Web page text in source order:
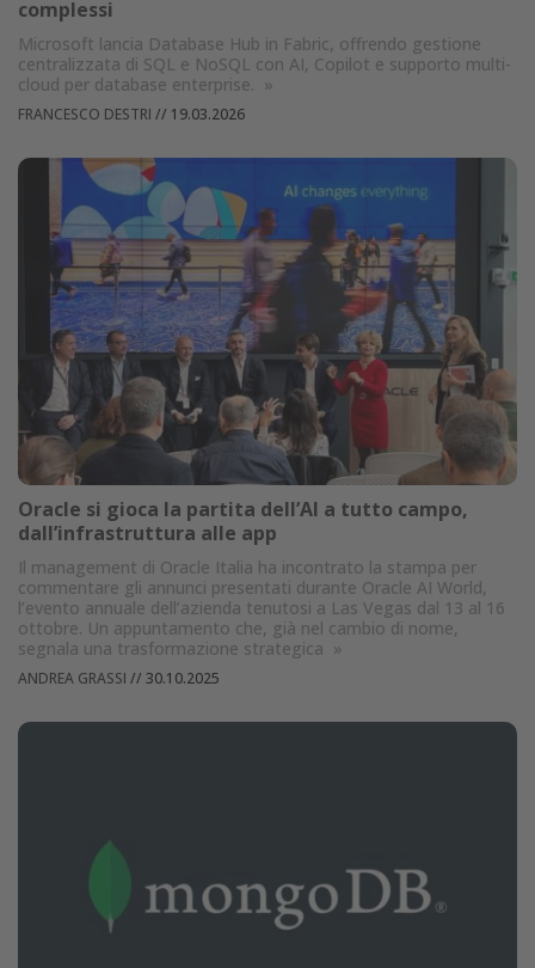
complessi
Microsoft lancia Database Hub in Fabric, offrendo gestione
centralizzata di SQL e NoSQL con AI, Copilot e supporto multi-
cloud per database enterprise. »
FRANCESCO DESTRI // 19.03.2026
Oracle si gioca la partita dell’AI a tutto campo,
dall’infrastruttura alle app
Il management di Oracle Italia ha incontrato la stampa per
commentare gli annunci presentati durante Oracle AI World,
l’evento annuale dell’azienda tenutosi a Las Vegas dal 13 al 16
ottobre. Un appuntamento che, già nel cambio di nome,
segnala una trasformazione strategica »
ANDREA GRASSI // 30.10.2025